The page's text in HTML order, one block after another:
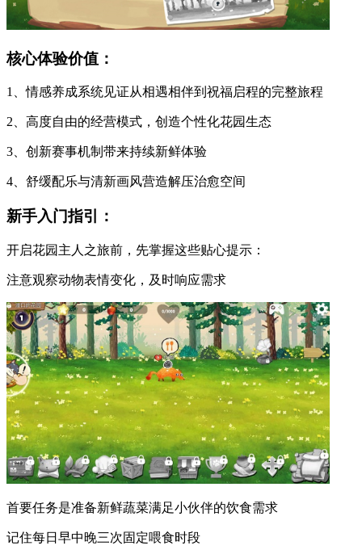
核心体验价值：
1、情感养成系统见证从相遇相伴到祝福启程的完整旅程
2、高度自由的经营模式，创造个性化花园生态
3、创新赛事机制带来持续新鲜体验
4、舒缓配乐与清新画风营造解压治愈空间
新手入门指引：
开启花园主人之旅前，先掌握这些贴心提示：
注意观察动物表情变化，及时响应需求
首要任务是准备新鲜蔬菜满足小伙伴的饮食需求
记住每日早中晚三次固定喂食时段